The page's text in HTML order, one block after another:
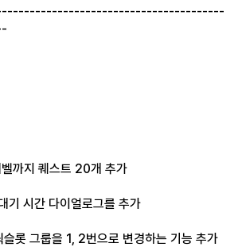
까지 퀘스트 20개 추가
기 시간 다이얼로그를 추가
롯 그룹을 1, 2번으로 변경하는 기능 추가